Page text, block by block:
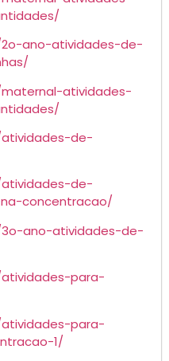
ano-atividades-de-
atividades-
de-
de-
concentracao/
ano-atividades-de-
para-
para-
1/